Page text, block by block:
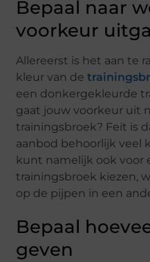
Bepaal naar
voorkeur
Allereerst is het aan te
kleur van de
een donkergekleurde
gaat jouw voorkeur uit
trainingsbroek? Feit is
aanbod behoorlijk veel
kunt namelijk ook voor
trainingsbroek kiezen,
op de pijpen in een
Bepaal
geven